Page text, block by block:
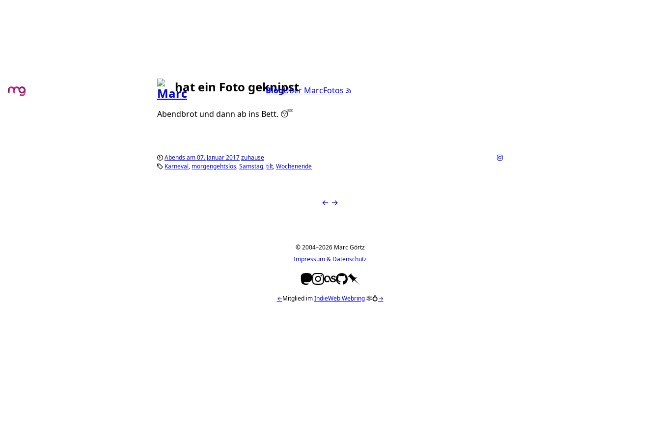
BlogÜber MarcFotos
hat ein Foto geknipst
Abendbrot und dann ab ins Bett. 😴
Abends am 07. Januar 2017zuhause
Karneval morgengehtslos Samstag tilt Wochenende
← →
© 2004–2026 Marc Görtz
Impressum & Datenschutz
←Mitglied imIndieWeb Webring🕸💍→